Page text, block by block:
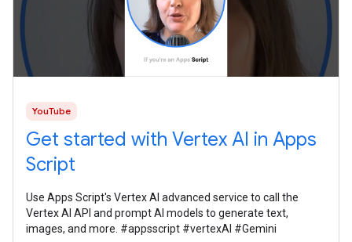
YouTube
Get started with Vertex AI in Apps
Script
Use Apps Script's Vertex AI advanced service to call the
Vertex AI API and prompt AI models to generate text,
images, and more. #appsscript #vertexAI #Gemini